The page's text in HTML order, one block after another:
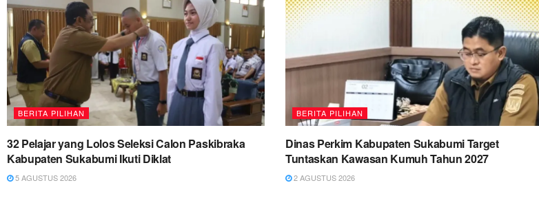
BERITA PILIHAN
32 Pelajar yang Lolos Seleksi Calon Paskibraka
Kabupaten Sukabumi Ikuti Diklat
5 AGUSTUS 2026
BERITA PILIHAN
Dinas Perkim Kabupaten Sukabumi Target
Tuntaskan Kawasan Kumuh Tahun 2027
2 AGUSTUS 2026